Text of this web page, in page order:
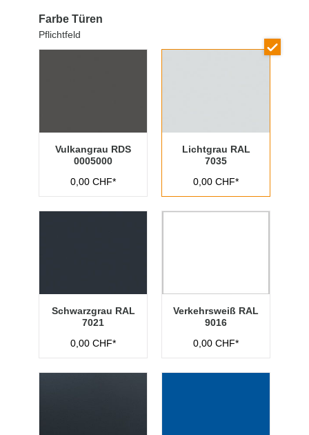
Farbe Türen
Pflichtfeld
Vulkangrau RDS
0005000
0,00 CHF*
Lichtgrau RAL
7035
0,00 CHF*
Schwarzgrau RAL
7021
0,00 CHF*
Verkehrsweiß RAL
9016
0,00 CHF*